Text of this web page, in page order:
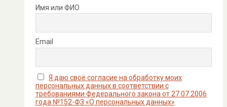
Имя или ФИО
Email
Я даю своё согласие на обработку моих
персональных данных в соответствии с
требованиями Федерального закона от 27.07.2006
года №152-ФЗ «О персональных данных»